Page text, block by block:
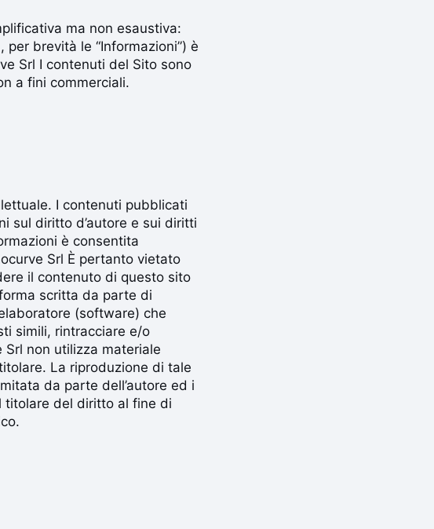
ma non esaustiva:
brevità le “Informazioni”) è
Srl I contenuti del Sito sono
a fini commerciali.
I contenuti pubblicati
sul diritto d’autore e sui diritti
è consentita
Srl È pertanto vietato
il contenuto di questo sito
scritta da parte di
(software) che
simili, rintracciare e/o
non utilizza materiale
La riproduzione di tale
da parte dell’autore ed i
titolare del diritto al fine di